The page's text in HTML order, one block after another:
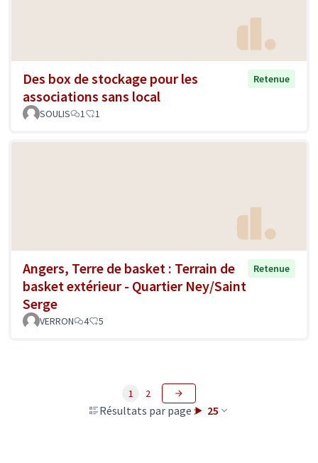
Des box de stockage pour les
associations sans local
Retenue
SOULIS 1 1
Angers, Terre de basket : Terrain de
basket extérieur - Quartier Ney/Saint
Serge
Retenue
VERRON 4 5
Résultats par page : 25
1 2